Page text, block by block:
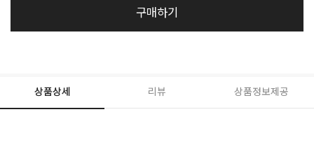
구매하기
상품상세 리뷰 상품정보제공